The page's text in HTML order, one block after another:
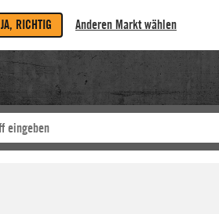
JA, RICHTIG Anderen Markt wählen